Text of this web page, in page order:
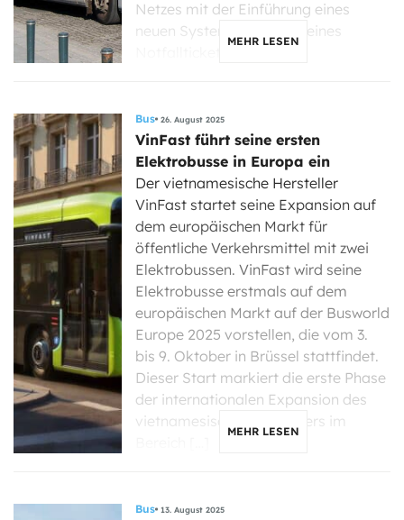
Netzes mit der Einführung eines
neuen Systems: der Kauf eines
MEHR LESEN
Bus 26. August 2025
VinFast führt seine ersten
Elektrobusse in Europa ein
Der vietnamesische Hersteller
VinFast startet seine Expansion auf
dem europäischen Markt für
öffentliche Verkehrsmittel mit zwei
Elektrobussen. VinFast wird seine
Elektrobusse erstmals auf dem
europäischen Markt auf der Busworld
Europe 2025 vorstellen, die vom 3.
bis 9. Oktober in Brüssel stattfindet.
Dieser Start markiert die erste Phase
der internationalen Expansion des
vietnamesischen Herstellers im
MEHR LESEN
Bus 13. August 2025